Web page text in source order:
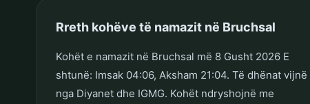
Rreth kohëve të namazit në Bruchsal
Kohët e namazit në Bruchsal më 8 Gusht 2026 E
shtunë: Imsak 04:06, Aksham 21:04. Të dhënat vijnë
nga Diyanet dhe IGMG. Kohët ndryshojnë me